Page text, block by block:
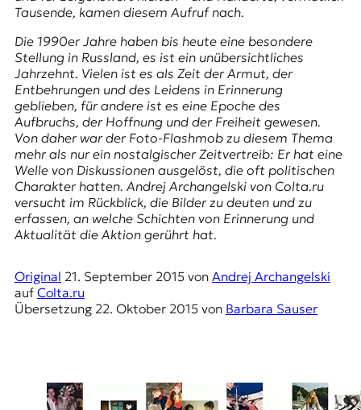
D
E
K
O
D
E
R
s
s
e
Tausende, kamen diesem Aufruf nach.
Die 1990er Jahre haben bis heute eine besondere
Stellung in Russland, es ist ein unübersichtliches
Jahrzehnt. Vielen ist es als Zeit der Armut, der
Entbehrungen und des Leidens in Erinnerung
geblieben, für andere ist es eine Epoche des
Aufbruchs, der Hoffnung und der Freiheit gewesen.
Von daher war der Foto-Flashmob zu diesem Thema
mehr als nur ein nostalgischer Zeitvertreib: Er hat eine
Welle von Diskussionen ausgelöst, die oft politischen
Charakter hatten. Andrej Archangelski von Colta.ru
versucht im Rückblick, die Bilder zu deuten und zu
erfassen, an welche Schichten von Erinnerung und
Aktualität die Aktion gerührt hat.
Original 21. September 2015von Andrej Archangelski
auf Colta.ru
Übersetzung 22. Oktober 2015von Barbara Sauser